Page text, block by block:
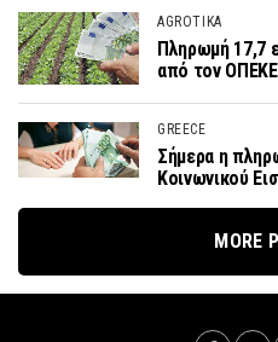
AGROTIKA
Πληρωμή 17,7
από τον
GREECE
Σήμερα η
Κοινωνικού
MORE